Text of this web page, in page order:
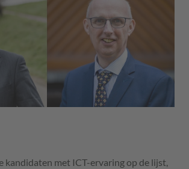
kandidaten met ICT-ervaring op de lijst,